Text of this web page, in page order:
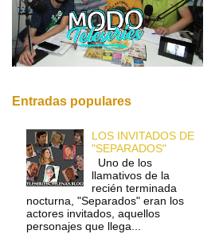
Entradas populares
LOS INVITADOS DE
"SEPARADOS"
Uno de los
llamativos de la
recién terminada
nocturna, "Separados" eran los
actores invitados, aquellos
personajes que llega...